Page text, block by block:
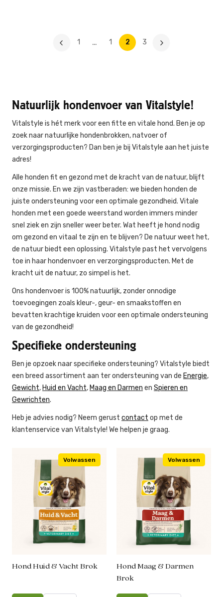
1 … 1 2 3
Natuurlijk hondenvoer van Vitalstyle!
Vitalstyle is hét merk voor een fitte en vitale hond. Ben je op
zoek naar natuurlijke hondenbrokken, natvoer of
verzorgingsproducten? Dan ben je bij Vitalstyle aan het juiste
adres!
Alle honden fit en gezond met de kracht van de natuur, blijft
onze missie. En we zijn vastberaden: we bieden honden de
juiste ondersteuning voor een optimale gezondheid. Vitale
honden met een goede weerstand worden immers minder
snel ziek en zijn sneller weer beter. Wat heeft je hond nodig
om gezond en vitaal te zijn en te blijven? De natuur weet het,
de natuur biedt een oplossing. Vitalstyle past het vervolgens
toe in haar hondenvoer en verzorgingsproducten. Met de
kracht uit de natuur, zo simpel is het.
Ons hondenvoer is 100% natuurlijk, zonder onnodige
toevoegingen zoals kleur-, geur- en smaakstoffen en
bevatten krachtige kruiden voor een optimale ondersteuning
van de gezondheid!
Specifieke ondersteuning
Ben je opzoek naar specifieke ondersteuning? Vitalstyle biedt
een breed assortiment aan ter ondersteuning van de Energie,
Gewicht, Huid en Vacht, Maag en Darmen en Spieren en
Gewrichten.
Heb je advies nodig? Neem gerust contact op met de
klantenservice van Vitalstyle! We helpen je graag.
Volwassen
Hond Huid & Vacht Brok
Volwassen
Hond Maag & Darmen
Brok